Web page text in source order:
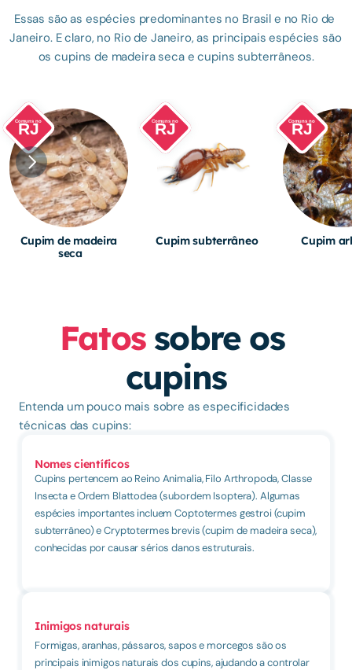
Essas são as espécies predominantes no Brasil e no Rio de
Janeiro. E claro, no Rio de Janeiro, as principais espécies são
os cupins de madeira seca e cupins subterrâneos.
Cupim de madeira
seca
Comuns no
RJ
Cupim subterrâneo
Comuns no
RJ
Cupim
Comuns no
RJ
Fatos sobre os
cupins
Entenda um pouco mais sobre as especificidades
técnicas das cupins:
Nomes científicos
Cupins pertencem ao Reino Animalia, Filo Arthropoda, Classe
Insecta e Ordem Blattodea (subordem Isoptera). Algumas
espécies importantes incluem Coptotermes gestroi (cupim
subterrâneo) e Cryptotermes brevis (cupim de madeira seca),
conhecidas por causar sérios danos estruturais.
Inimigos naturais
Formigas, aranhas, pássaros, sapos e morcegos são os
principais inimigos naturais dos cupins, ajudando a controlar